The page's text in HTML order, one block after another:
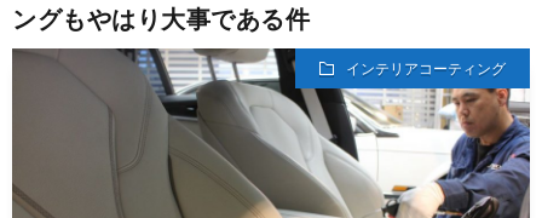
ングもやはり大事である件
インテリアコーティング